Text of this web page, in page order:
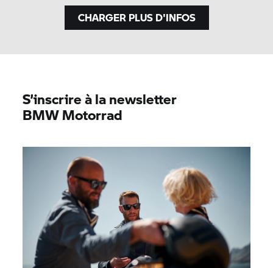
CHARGER PLUS D'INFOS
S’inscrire à la newsletter
BMW Motorrad